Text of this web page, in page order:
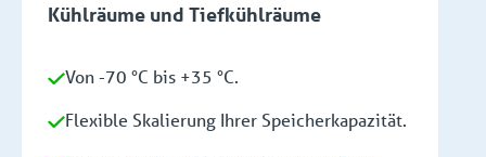
Kühlräume und Tiefkühlräume
Von -70 °C bis +35 °C.
Flexible Skalierung Ihrer Speicherkapazität.